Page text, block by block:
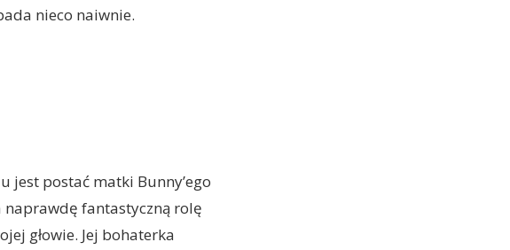
nieco naiwnie.
jest postać matki Bunny’ego
naprawdę fantastyczną rolę
głowie. Jej bohaterka